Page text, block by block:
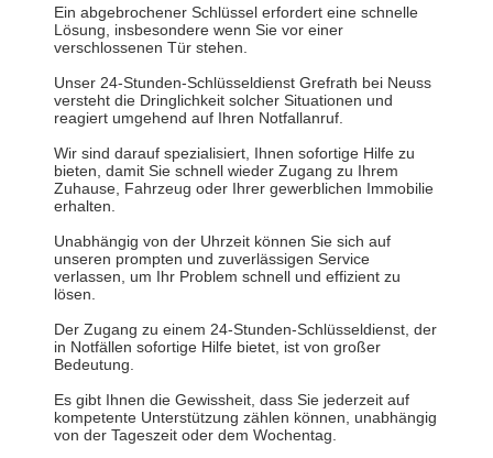
Ein abgebrochener Schlüssel erfordert eine schnelle
Lösung, insbesondere wenn Sie vor einer
verschlossenen Tür stehen.
Unser 24-Stunden-Schlüsseldienst Grefrath bei Neuss
versteht die Dringlichkeit solcher Situationen und
reagiert umgehend auf Ihren Notfallanruf.
Wir sind darauf spezialisiert, Ihnen sofortige Hilfe zu
bieten, damit Sie schnell wieder Zugang zu Ihrem
Zuhause, Fahrzeug oder Ihrer gewerblichen Immobilie
erhalten.
Unabhängig von der Uhrzeit können Sie sich auf
unseren prompten und zuverlässigen Service
verlassen, um Ihr Problem schnell und effizient zu
lösen.
Der Zugang zu einem 24-Stunden-Schlüsseldienst, der
in Notfällen sofortige Hilfe bietet, ist von großer
Bedeutung.
Es gibt Ihnen die Gewissheit, dass Sie jederzeit auf
kompetente Unterstützung zählen können, unabhängig
von der Tageszeit oder dem Wochentag.